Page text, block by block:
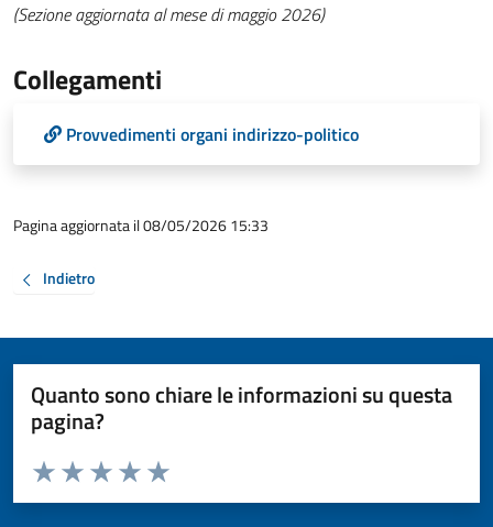
(Sezione aggiornata al mese di maggio 2026)
Collegamenti
Provvedimenti organi indirizzo-politico
Pagina aggiornata il 08/05/2026 15:33
Indietro
Quanto sono chiare le informazioni su questa
pagina?
Valuta da 1 a 5 stelle la pagina
Valuta 5 stelle su 5
Valuta 4 stelle su 5
Valuta 3 stelle su 5
Valuta 2 stelle su 5
Valuta 1 stelle su 5